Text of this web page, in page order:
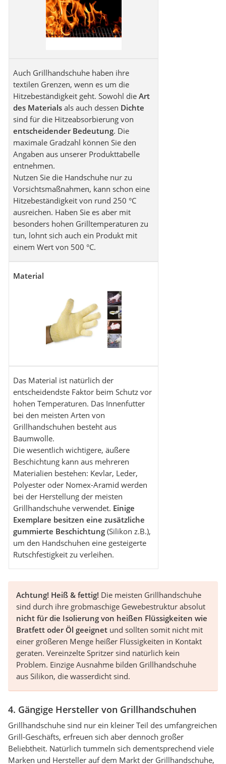
Auch Grillhandschuhe haben ihre
textilen Grenzen, wenn es um die
Hitzebeständigkeit geht. Sowohl die Art
des Materials als auch dessen Dichte
sind für die Hitzeabsorbierung von
entscheidender Bedeutung. Die
maximale Gradzahl können Sie den
Angaben aus unserer Produkttabelle
entnehmen.
Nutzen Sie die Handschuhe nur zu
Vorsichtsmaßnahmen, kann schon eine
Hitzebeständigkeit von rund 250 °C
ausreichen. Haben Sie es aber mit
besonders hohen Grilltemperaturen zu
tun, lohnt sich auch ein Produkt mit
einem Wert von 500 °C.
Material
Das Material ist natürlich der
entscheidendste Faktor beim Schutz vor
hohen Temperaturen. Das Innenfutter
bei den meisten Arten von
Grillhandschuhen besteht aus
Baumwolle.
Die wesentlich wichtigere, äußere
Beschichtung kann aus mehreren
Materialien bestehen: Kevlar, Leder,
Polyester oder Nomex-Aramid werden
bei der Herstellung der meisten
Grillhandschuhe verwendet. Einige
Exemplare besitzen eine zusätzliche
gummierte Beschichtung (Silikon z.B.),
um den Handschuhen eine gesteigerte
Rutschfestigkeit zu verleihen.
Achtung! Heiß & fettig! Die meisten Grillhandschuhe
sind durch ihre grobmaschige Gewebestruktur absolut
nicht für die Isolierung von heißen Flüssigkeiten wie
Bratfett oder Öl geeignet und sollten somit nicht mit
einer größeren Menge heißer Flüssigkeiten in Kontakt
geraten. Vereinzelte Spritzer sind natürlich kein
Problem. Einzige Ausnahme bilden Grillhandschuhe
aus Silikon, die wasserdicht sind.
4. Gängige Hersteller von Grillhandschuhen
Grillhandschuhe sind nur ein kleiner Teil des umfangreichen
Grill-Geschäfts, erfreuen sich aber dennoch großer
Beliebtheit. Natürlich tummeln sich dementsprechend viele
Marken und Hersteller auf dem Markt der Grillhandschuhe,